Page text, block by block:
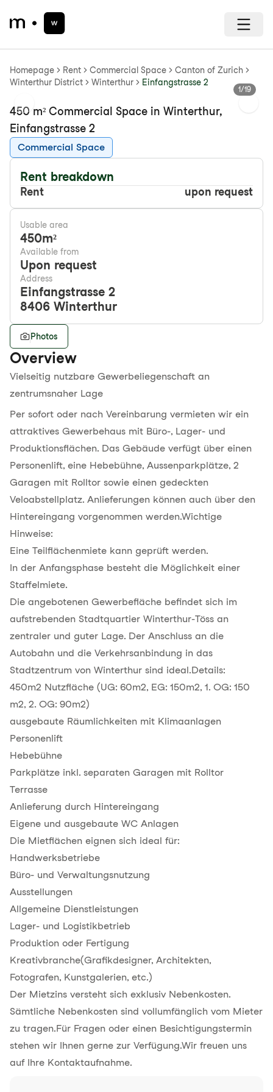
Homepage Rent Commercial Space
Canton of Zurich
Winterthur District
Winterthur Einfangstrasse 2
Previous slide
1/19
450 m² Commercial Space in Winterthur,
Einfangstrasse 2
Commercial Space
Rent breakdown
Rent upon request
Usable area
450m²
Available from
Upon request
Address
Einfangstrasse 2
8406 Winterthur
Photos
Overview
Vielseitig nutzbare Gewerbeliegenschaft an
zentrumsnaher Lage
Per sofort oder nach Vereinbarung vermieten wir ein
attraktives Gewerbehaus mit Büro-, Lager- und
Produktionsflächen. Das Gebäude verfügt über einen
Personenlift, eine Hebebühne, Aussenparkplätze, 2
Garagen mit Rolltor sowie einen gedeckten
Veloabstellplatz. Anlieferungen können auch über den
Hintereingang vorgenommen werden.Wichtige
Hinweise:
Eine Teilflächenmiete kann geprüft werden.
In der Anfangsphase besteht die Möglichkeit einer
Staffelmiete.
Die angebotenen Gewerbefläche befindet sich im
aufstrebenden Stadtquartier Winterthur-Töss an
zentraler und guter Lage. Der Anschluss an die
Autobahn und die Verkehrsanbindung in das
Stadtzentrum von Winterthur sind ideal.Details:
450m2 Nutzfläche (UG: 60m2, EG: 150m2, 1. OG: 150
m2, 2. OG: 90m2)
ausgebaute Räumlichkeiten mit Klimaanlagen
Personenlift
Hebebühne
Parkplätze inkl. separaten Garagen mit Rolltor
Terrasse
Anlieferung durch Hintereingang
Eigene und ausgebaute WC Anlagen
Die Mietflächen eignen sich ideal für:
Handwerksbetriebe
Büro- und Verwaltungsnutzung
Ausstellungen
Allgemeine Dienstleistungen
Lager- und Logistikbetrieb
Produktion oder Fertigung
Kreativbranche(Grafikdesigner, Architekten,
Fotografen, Kunstgalerien, etc.)
Der Mietzins versteht sich exklusiv Nebenkosten.
Sämtliche Nebenkosten sind vollumfänglich vom Mieter
zu tragen.Für Fragen oder einen Besichtigungstermin
stehen wir Ihnen gerne zur Verfügung.Wir freuen uns
auf Ihre Kontaktaufnahme.